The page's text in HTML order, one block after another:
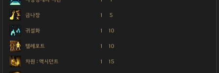
금나장 1 5
귀설화 1 10
텔레포트 1 10
차원 : 액시던트 1 15